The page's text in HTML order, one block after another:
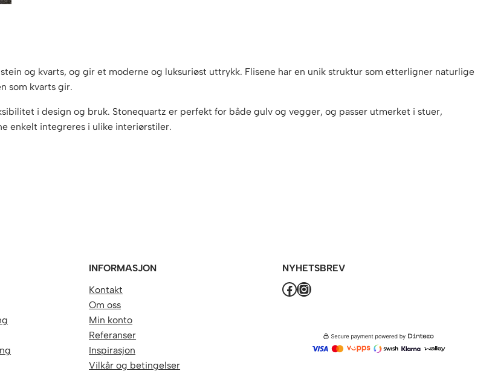
og kvarts, og gir et moderne og luksuriøst uttrykk. Flisene har en unik struktur som etterligner naturlige
som kvarts gir.
i design og bruk. Stonequartz er perfekt for både gulv og vegger, og passer utmerket i stuer,
enkelt integreres i ulike interiørstiler.
INFORMASJON
Kontakt
Om oss
Min konto
Referanser
Inspirasjon
Vilkår og betingelser
NYHETSBREV
Facebook Instagram